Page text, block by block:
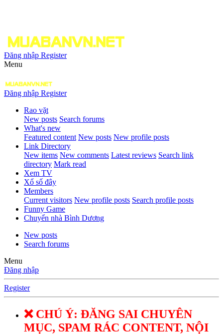
Đăng nhập Register
Menu
Đăng nhập Register
Rao vặt
New posts Search forums
What's new
Featured content New posts New profile posts
Link Directory
New items New comments Latest reviews Search link
directory Mark read
Xem TV
Xổ số đây
Members
Current visitors New profile posts Search profile posts
Funny Game
Chuyển nhà Bình Dương
New posts
Search forums
Menu
Đăng nhập
Register
❌ CHÚ Ý: ĐĂNG SAI CHUYÊN
MỤC, SPAM RÁC CONTENT, NỘI